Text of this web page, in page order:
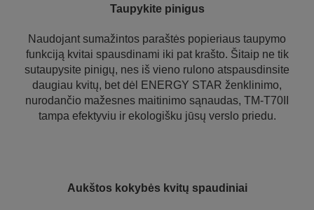
Taupykite pinigus
Naudojant sumažintos paraštės popieriaus taupymo
funkciją kvitai spausdinami iki pat krašto. Šitaip ne tik
sutaupysite pinigų, nes iš vieno rulono atspausdinsite
daugiau kvitų, bet dėl ENERGY STAR ženklinimo,
nurodančio mažesnes maitinimo sąnaudas, TM-T70II
tampa efektyviu ir ekologišku jūsų verslo priedu.
Aukštos kokybės kvitų spaudiniai